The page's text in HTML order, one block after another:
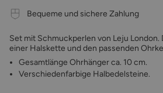
Bequeme und sichere Zahlung
Set mit Schmuckperlen von Leju London.
einer Halskette und den passenden
Gesamtlänge Ohrhänger ca. 10 cm.
Verschiedenfarbige Halbedelsteine.